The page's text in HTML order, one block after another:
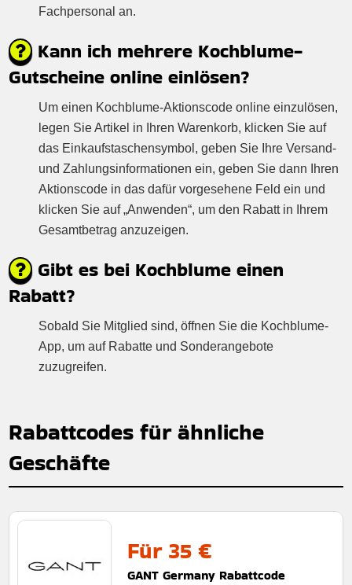
Fachpersonal an.
Kann ich mehrere Kochblume-
Gutscheine online einlösen?
Um einen Kochblume-Aktionscode online einzulösen,
legen Sie Artikel in Ihren Warenkorb, klicken Sie auf
das Einkaufstaschensymbol, geben Sie Ihre Versand-
und Zahlungsinformationen ein, geben Sie dann Ihren
Aktionscode in das dafür vorgesehene Feld ein und
klicken Sie auf „Anwenden“, um den Rabatt in Ihrem
Gesamtbetrag anzuzeigen.
Gibt es bei Kochblume einen
Rabatt?
Sobald Sie Mitglied sind, öffnen Sie die Kochblume-
App, um auf Rabatte und Sonderangebote
zuzugreifen.
Rabattcodes für ähnliche
Geschäfte
Für 35 €
GANT Germany Rabattcode